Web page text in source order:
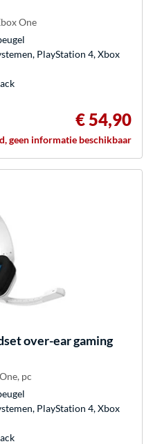
One
PlayStation 4, Xbox
€ 54,90
geen informatie beschikbaar
over-ear gaming
pc
PlayStation 4, Xbox